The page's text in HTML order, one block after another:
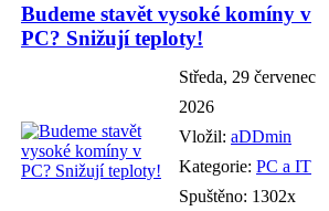
Budeme stavět vysoké komíny v
PC? Snižují teploty!
Středa, 29 červenec
2026
Vložil: aDDmin
Kategorie: PC a IT
Spuštěno: 1302x